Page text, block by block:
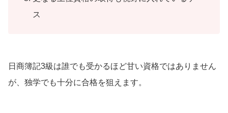
ス
日商簿記3級は誰でも受かるほど甘い資格ではありません
が、独学でも十分に合格を狙えます。